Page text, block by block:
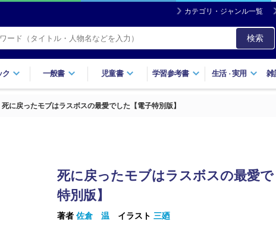
カテゴリ・ジャンル一覧
検索
ク 一般書 児童書 学習参考書 生活・実用 雑
死に戻ったモブはラスボスの最愛でした【電子特別版】
死に戻ったモブはラスボスの最愛
特別版】
著者 佐倉 温 イラスト 三廼